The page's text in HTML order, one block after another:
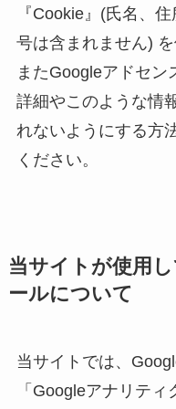
『Cookie』(氏名、
号は含まれません)
またGoogleアドセ
詳細やこのような情
れないようにする方
ください。
当サイトが使用
ールについて
当サイトでは、
「Googleアナリティ